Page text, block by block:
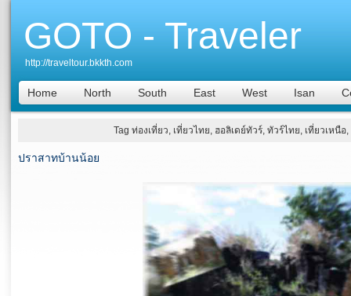
GOTO - Traveler
http://traveltour.bkkth.com
Home North South East West Isan
Tag ท่องเที่ยว, เที่ยวไทย, ฮอลิเดย์ทัวร์, ทัวร์ไทย, เที่ยวเห
ปราสาทบ้านน้อย